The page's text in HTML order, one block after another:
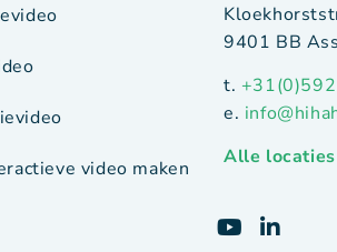
video maken
9401 BB
t.
e.
Alle locaties